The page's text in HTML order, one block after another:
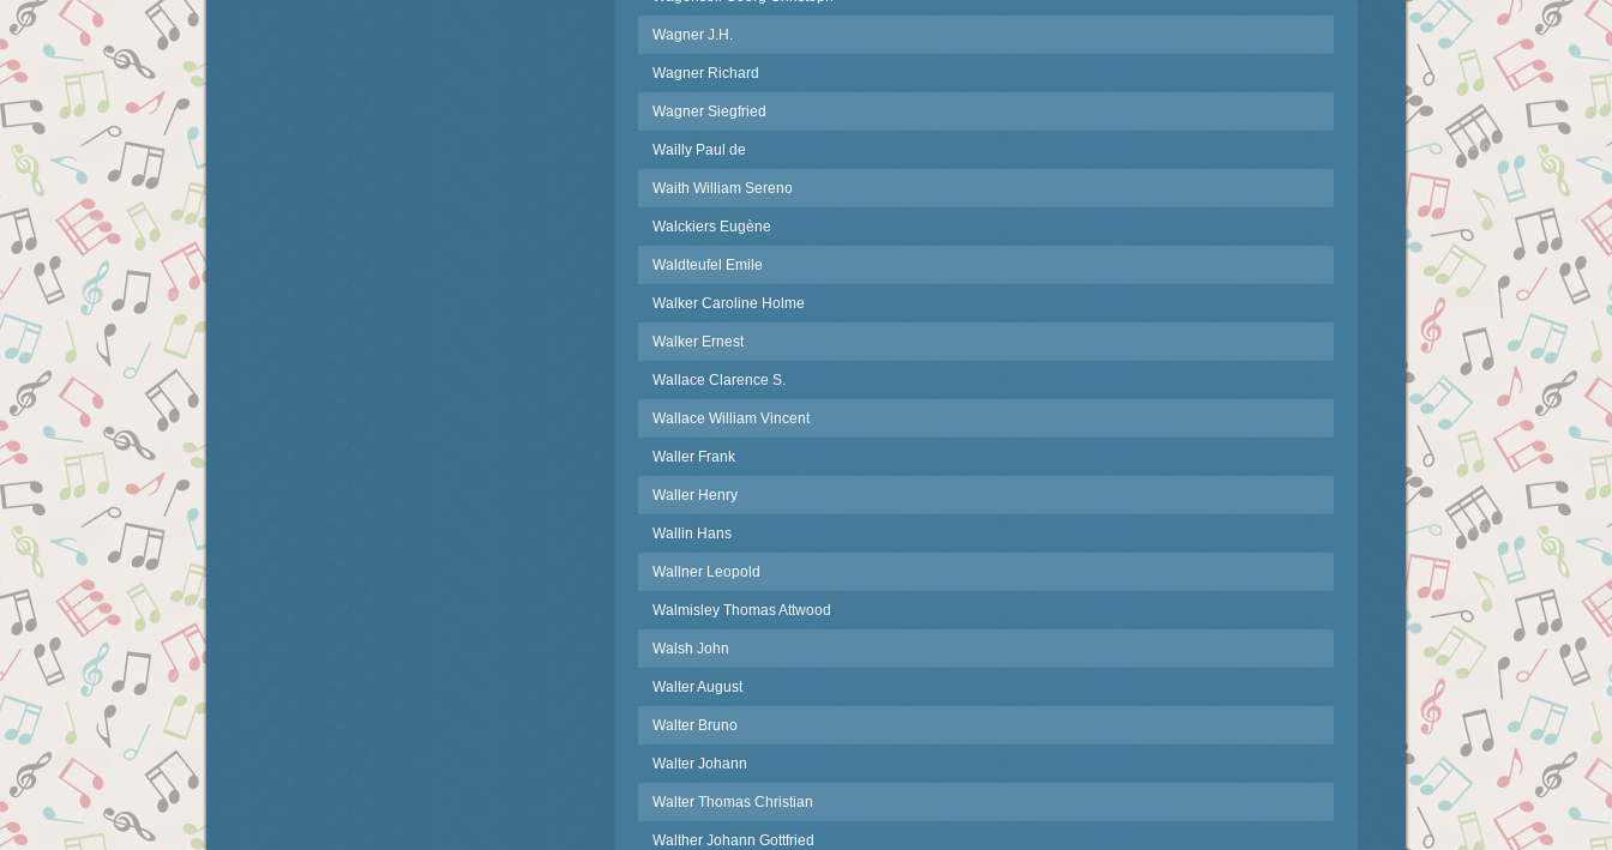
Wagner J.H.
Wagner Richard
Wagner Siegfried
Wailly Paul de
Waith William Sereno
Walckiers Eugène
Waldteufel Emile
Walker Caroline Holme
Walker Ernest
Wallace Clarence S.
Wallace William Vincent
Waller Frank
Waller Henry
Wallin Hans
Wallner Leopold
Walmisley Thomas Attwood
Walsh John
Walter August
Walter Bruno
Walter Johann
Walter Thomas Christian
Walther Johann Gottfried